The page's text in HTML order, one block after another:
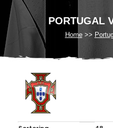
PORTUGAL
Home